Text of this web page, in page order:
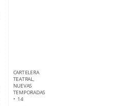
CARTELERA
TEATRAL,
NUEVAS
TEMPORADAS
• 14